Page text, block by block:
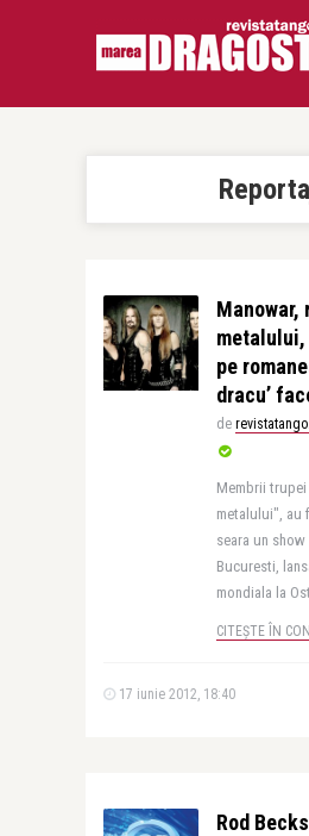
Manowar,
pe
dracu’
de
Membrii
metalului", au
seara un
Bucuresti,
mondiala la
CITEȘTE ÎN
17 iunie 2012, 18:40
Rod